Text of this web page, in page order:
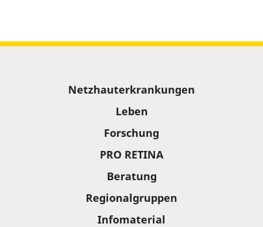
Netzhauterkrankungen
Leben
Forschung
PRO RETINA
Beratung
Regionalgruppen
Infomaterial